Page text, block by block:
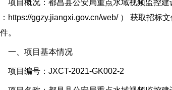
目概况：都昌县公安局重点水域视频监控建
https://ggzy.jiangxi.gov.cn/web/ ） 获取招标
。
、项目基本情况
目编号：JXCT-2021-GK002-2